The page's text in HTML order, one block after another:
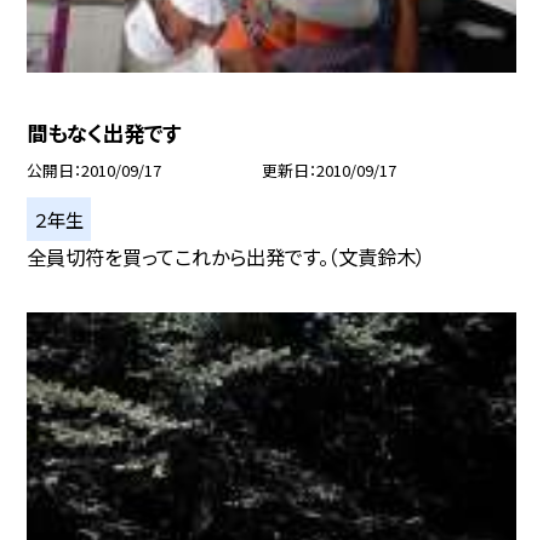
間もなく出発です
公開日 2010/09/17 更新日 2010/09/17
２年生
全員切符を買ってこれから出発です。（文責鈴木）